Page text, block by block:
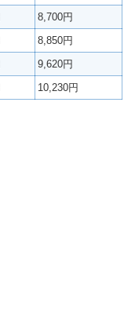
8,700円
8,850円
9,620円
10,230円